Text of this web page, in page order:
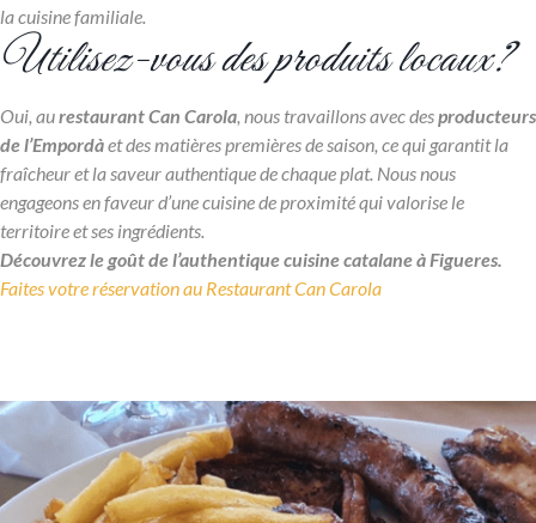
la cuisine familiale.
Utilisez-vous des produits locaux?
Oui, aurestaurant Can Carola, nous travaillons avec desproducteurs
de l’Empordàet des matières premières de saison, ce qui garantit la
fraîcheur et la saveur authentique de chaque plat. Nous nous
engageons en faveur d’une cuisine de proximité qui valorise le
territoire et ses ingrédients.
Découvrez le goût de l’authentique cuisine catalane à Figueres.
Faites votre réservation au Restaurant Can Carola